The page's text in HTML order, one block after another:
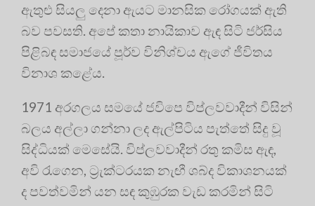
ඇතුළු සියලු දෙනා ඇයට මානසික රෝගයක් ඇති
බව පවසති. අපේ කතා නායිකාව ඇඳ සිටි ජර්සිය
පිළිබඳ සමාජයේ පූර්ව විනිශ්චය ඇගේ ජීවිතය
විනාශ කළේය.
1971 අරගලය සමයේ ජවිපෙ විප්ලවවාදීන් විසින්
බලය අල්ලා ගන්නා ලද ඇල්පිටිය පැත්තේ සිදු වූ
සිද්ධියක් මෙසේයි. විප්ලවවාදීන් රතු කමිස ඇඳ,
අවි රැගෙන, ට්‍රැක්ටරයක නැඟී ශබ්ද විකාශනයක්
ද පවත්වමින් යන සඳ කුඹුරක වැඩ කරමින් සිටි